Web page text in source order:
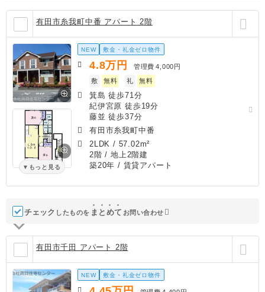
有田市糸我町中番 アパート 2階
もっと見る
NEW 敷金・礼金ゼロ物件
4.8万円 管理費 4,000円
敷
無料 礼 無料
箕島 徒歩71分
紀伊宮原 徒歩19分
藤並 徒歩37分
有田市糸我町中番
2LDK / 57.02m²
2階 / 地上2階建
築20年 / 賃貸アパート
チェック したものを ま と めて お問い合わせ
有田市千田 アパート 2階
NEW 敷金・礼金ゼロ物件